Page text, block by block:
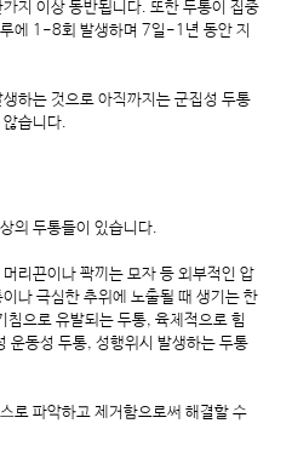
지 이상 동반됩니다. 또한 두통이 집중
에 1-8회 발생하며 7일-1년 동안 지
하는 것으로 아직까지는 군집성 두통
습니다.
의 두통들이 있습니다.
리끈이나 꽉끼는 모자 등 외부적인 압
나 극심한 추위에 노출될 때 생기는 한
침으로 유발되는 두통, 육체적으로 힘
운동성 두통, 성행위시 발생하는 두통
로 파악하고 제거함으로써 해결할 수